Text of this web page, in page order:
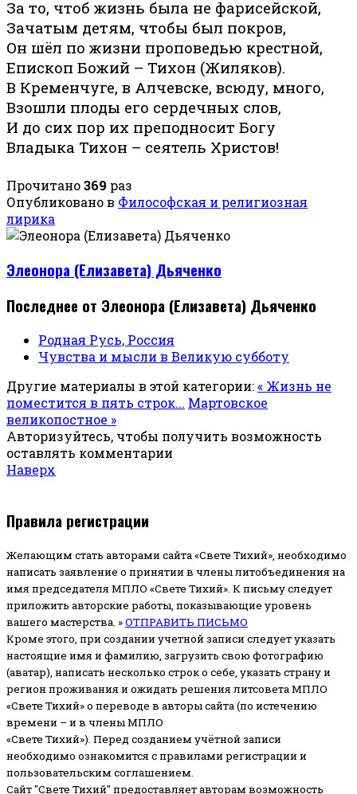
За то, чтоб жизнь была не фарисейской,
Зачатым детям, чтобы был покров,
Он шёл по жизни проповедью крестной,
Епископ Божий – Тихон (Жиляков).
В Кременчуге, в Алчевске, всюду, много,
Взошли плоды его сердечных слов,
И до сих пор их преподносит Богу
Владыка Тихон – сеятель Христов!
Прочитано369 раз
Опубликовано в Философская и религиозная
лирика
Элеонора (Елизавета) Дьяченко
Последнее от Элеонора (Елизавета) Дьяченко
Родная Русь, Россия
Чувства и мысли в Великую субботу
Другие материалы в этой категории:« Жизнь не
поместится в пять строк... Мартовское
великопостное »
Авторизуйтесь, чтобы получить возможность
оставлять комментарии
Наверх
Правила регистрации
Желающим стать авторами сайта «Свете Тихий», необходимо
написать заявление о принятии в члены литобъединения на
имя председателя МПЛО «Свете Тихий». К письму следует
приложить авторские работы, показывающие уровень
вашего мастерства. »ОТПРАВИТЬ ПИСЬМО
Кроме этого, при создании учетной записи следует указать
настоящие имя и фамилию, загрузить свою фотографию
(аватар), написать несколько строк о себе, указать страну и
регион проживания и ожидать решения литсовета МПЛО
«Свете Тихий» о переводе в авторы сайта (по истечению
времени – и в члены МПЛО
«Свете Тихий»). Перед созданием учётной записи
необходимо ознакомится с правилами регистрации и
пользовательским соглашением.
Сайт "Свете Тихий" предоставляет авторам возможность